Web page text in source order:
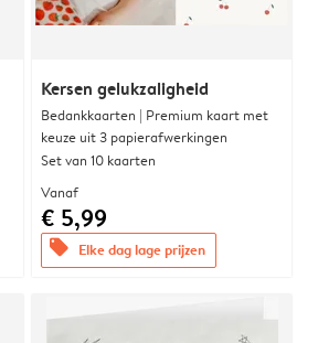
Kersen gelukzaligheid
Bedankkaarten | Premium kaart met
keuze uit 3 papierafwerkingen
Set van 10 kaarten
Vanaf
€ 5,99
offers Elke dag lage prijzen